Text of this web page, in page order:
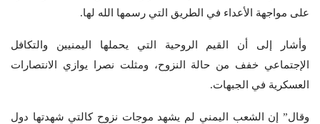
على مواجهة الأعداء في الطريق التي رسمها الله لها.
وأشار إلى أن القيم الروحية التي يحملها اليمنيين والتكافل
الإجتماعي خفف من حالة النزوح، ومثلت نصرا يوازي الانتصارات
العسكرية في الجبهات.
وقال” إن الشعب اليمني لم يشهد موجات نزوح كالتي شهدتها دول